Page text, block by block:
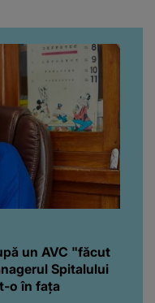
frumoasa iubită a lui
Ristei e...
un AVC "făcut
Spitalului
o în fața